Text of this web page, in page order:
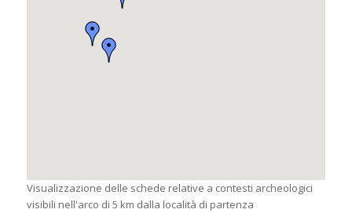
Visualizzazione delle schede relative a contesti archeologici
visibili nell'arco di 5 km dalla località di partenza